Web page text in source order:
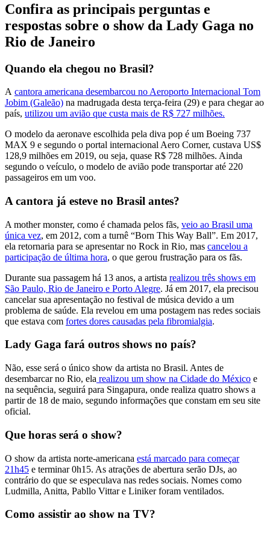
Confira as principais perguntas e
respostas sobre o show da Lady Gaga no
Rio de Janeiro
Quando ela chegou no Brasil?
A cantora americana desembarcou no Aeroporto Internacional Tom
Jobim (Galeão) na madrugada desta terça-feira (29) e para chegar ao
país, utilizou um avião que custa mais de R$ 727 milhões.
O modelo da aeronave escolhida pela diva pop é um Boeing 737
MAX 9 e segundo o portal internacional Aero Corner, custava US$
128,9 milhões em 2019, ou seja, quase R$ 728 milhões. Ainda
segundo o veículo, o modelo de avião pode transportar até 220
passageiros em um voo.
A cantora já esteve no Brasil antes?
A mother monster, como é chamada pelos fãs, veio ao Brasil uma
única vez, em 2012, com a turnê “Born This Way Ball”. Em 2017,
ela retornaria para se apresentar no Rock in Rio, mas cancelou a
participação de última hora, o que gerou frustração para os fãs.
Durante sua passagem há 13 anos, a artista realizou três shows em
São Paulo, Rio de Janeiro e Porto Alegre. Já em 2017, ela precisou
cancelar sua apresentação no festival de música devido a um
problema de saúde. Ela revelou em uma postagem nas redes sociais
que estava com fortes dores causadas pela fibromialgia.
Lady Gaga fará outros shows no país?
Não, esse será o único show da artista no Brasil. Antes de
desembarcar no Rio, ela realizou um show na Cidade do México e
na sequência, seguirá para Singapura, onde realiza quatro shows a
partir de 18 de maio, segundo informações que constam em seu site
oficial.
Que horas será o show?
O show da artista norte-americana está marcado para começar
21h45 e terminar 0h15. As atrações de abertura serão DJs, ao
contrário do que se especulava nas redes sociais. Nomes como
Ludmilla, Anitta, Pabllo Vittar e Liniker foram ventilados.
Como assistir ao show na TV?